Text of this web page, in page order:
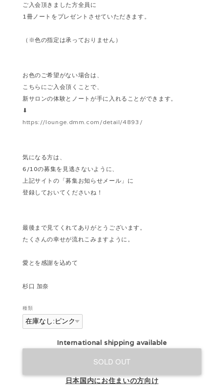
ご入会頂きました方全員に
1冊ノートをプレゼントさせていただきます。
（※色の指定は承っておりません）
お色のご希望がない場合は、
こちらにご入会頂くことで、
新サロンの体験とノートが手に入れることができます。
⬇︎
https://lounge.dmm.com/detail/4893/
気になる方は、
6/10の募集を見逃さないように、
上記サイトの「募集お知らせメール」に
登録しておいてくださいね！
最後まで見てくれてありがとうございます。
たくさんの幸せが流れこみますように。
愛とを感謝を込めて
杉口 加奈
種類
International shipping available
SOLD OUT
日本国内にお住まいの方向け